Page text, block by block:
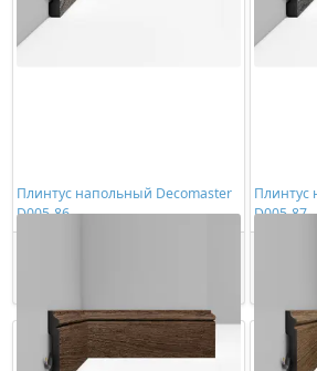
Плинтус напольный Decomaster
D005-86
Плинтус
D005-87